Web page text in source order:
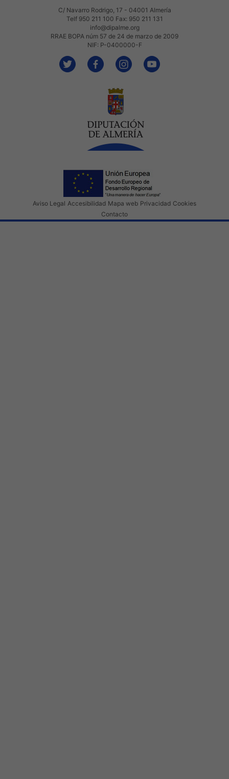
C/ Navarro Rodrigo, 17 - 04001 Almería
Telf 950 211 100 Fax: 950 211 131
info@dipalme.org
RRAE BOPA núm 57 de 24 de marzo de 2009
NIF: P-0400000-F
Aviso Legal Accesibilidad Mapa web Privacidad Cookies
Contacto